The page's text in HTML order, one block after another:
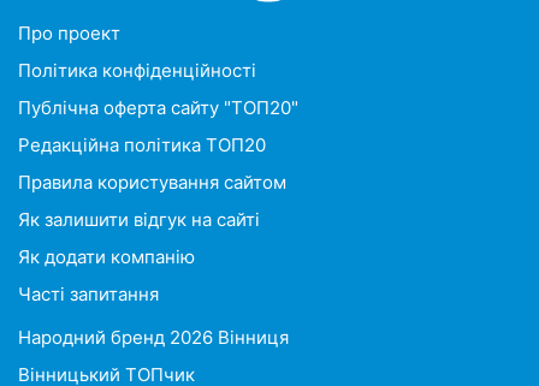
Про проект
Політика конфіденційності
Публічна оферта сайту "ТОП20"
Редакційна політика ТОП20
Правила користування сайтом
Як залишити відгук на сайті
Як додати компанію
Часті запитання
Народний бренд 2026 Вінниця
Вінницький ТОПчик